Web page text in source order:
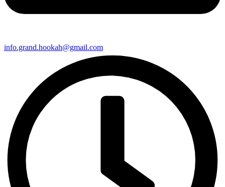
info.grand.hookah@gmail.com